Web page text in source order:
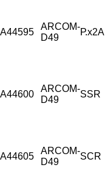
A44595
ARCOM-
D49
Р.х2А
A44600
ARCOM-
D49
SSR
A44605
ARCOM-
D49
SCR